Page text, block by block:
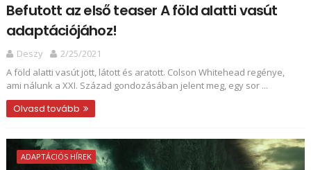
Befutott az első teaser A ​föld alatti vasút
adaptációjához!
Deszy
2/25/2021
A ​föld alatti vasút jött, látott és aratott. Colson Whitehead regénye,
ami nálunk a XXI. Század gondozásában jelent meg, egy sor ...
Olvasd tovább
ADAPTÁCIÓS HÍREK